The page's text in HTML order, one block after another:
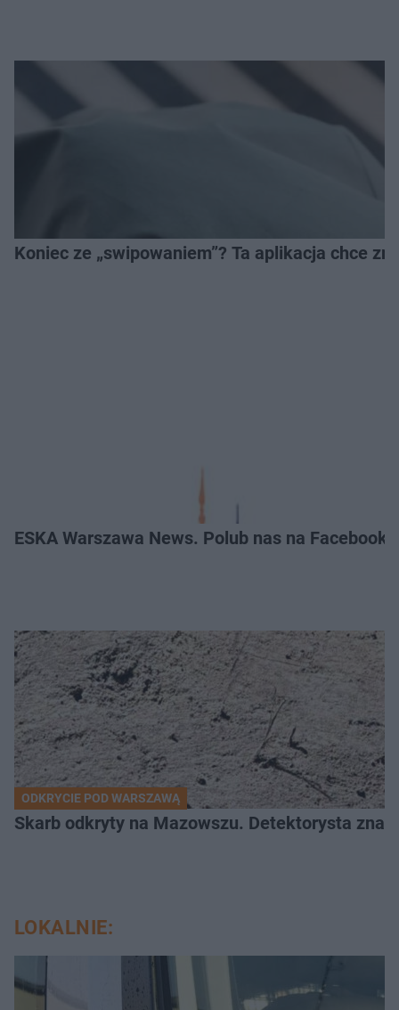
Koniec ze „swipowaniem”? Ta aplikacja chce
ESKA Warszawa News. Polub nas na
ODKRYCIE POD WARSZAWĄ
Skarb odkryty na Mazowszu. Detektorysta
LOKALNIE: